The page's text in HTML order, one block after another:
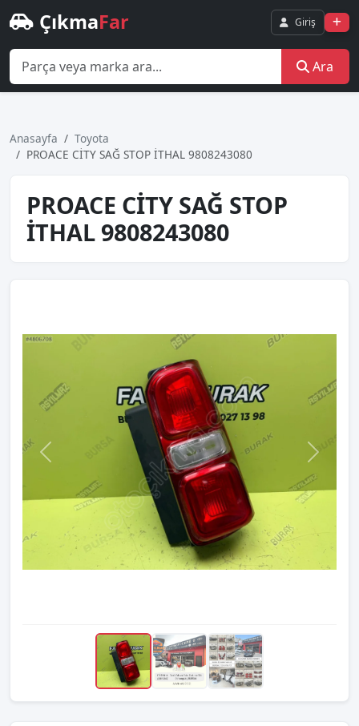
ÇıkmaFar Giriş
Ara
Anasayfa
Toyota
PROACE CİTY SAĞ STOP İTHAL 9808243080
PROACE CİTY SAĞ STOP
İTHAL 9808243080